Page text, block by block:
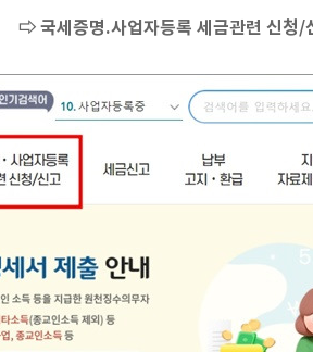
⇨ 국세증명.사업자등록 세금관련 신청